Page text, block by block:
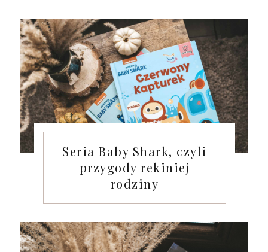
Seria Baby Shark, czyli
przygody rekiniej
rodziny